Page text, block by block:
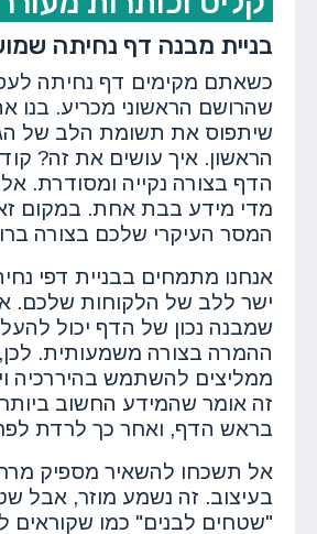
בניית מבנה דף נחיתה
כשאתם מקימים דף נחיתה
שהרושם הראשוני מכריע. בנו
שיתפוס את תשומת הלב של
הראשון. איך עושים את זה?
הדף בצורה נקייה ומסודרת.
מדי מידע בבת אחת. במקום
המסר העיקרי שלכם בצורה
אנחנו מתמחים בבניית דפי
ישר ללב של הלקוחות שלכם.
שמבנה נכון של הדף יכול
ההמרה בצורה משמעותית. לכן,
ממליצים להשתמש בהיררכיה
זה אומר שהמידע החשוב ביותר
בראש הדף, ואחר כך לרדת
אל תשכחו להשאיר מספיק
בעיצוב. זה נשמע מוזר, אבל
"שטחים לבנים" כמו שקוראים